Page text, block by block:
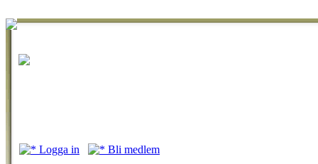
Logga in Bli medlem